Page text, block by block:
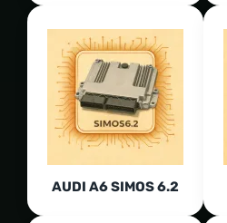
AUDI A6 SIMOS 6.2